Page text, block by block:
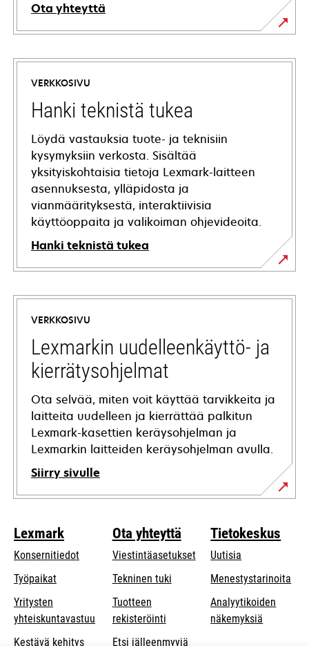
Ota yhteyttä
VERKKOSIVU
Hanki teknistä tukea
Löydä vastauksia tuote- ja teknisiin
kysymyksiin verkosta. Sisältää
yksityiskohtaisia tietoja Lexmark-laitteen
asennuksesta, ylläpidosta ja
vianmäärityksestä, interaktiivisia
käyttöoppaita ja valikoiman ohjevideoita.
Hanki teknistä tukea
opens
in
new
tab
VERKKOSIVU
Lexmarkin uudelleenkäyttö- ja
kierrätysohjelmat
Ota selvää, miten voit käyttää tarvikkeita ja
laitteita uudelleen ja kierrättää palkitun
Lexmark-kasettien keräysohjelman ja
Lexmarkin laitteiden keräysohjelman avulla.
Siirry sivulle
Lexmark
Konsernitiedot
Työpaikat
Yritysten
yhteiskuntavastuu opens
Kestävä kehitys
Ota yhteyttä
Viestintäasetukset
Tekninen tukiopens
Tuotteen
rekisteröinti
Etsi jälleenmyyjä
Tietokeskus
Uutisia
Menestystarinoita
Analyytikoiden
näkemyksiä